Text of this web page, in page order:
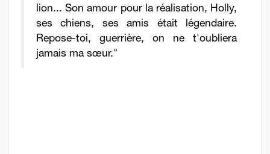
lion... Son amour pour la réalisation, Holly,
ses chiens, ses amis était légendaire.
Repose-toi, guerrière, on ne t'oubliera
jamais ma sœur."